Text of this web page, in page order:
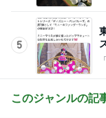
5
このジャンルの記